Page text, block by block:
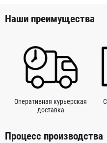
Наши преимущества
Оперативная курьерская
доставка
Процесс производства